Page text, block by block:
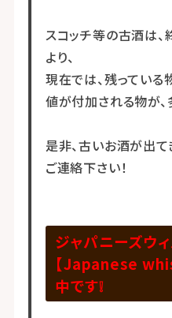
スコッチ等の古酒は、
より、
現在では、残っている
値が付加される物が、
是非、古いお酒が出
ご連絡下さい！
ジャパニーズウ
【Japanese
中です❕